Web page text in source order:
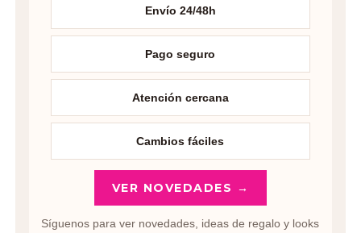
Envío 24/48h
Pago seguro
Atención cercana
Cambios fáciles
VER NOVEDADES →
Síguenos para ver novedades, ideas de regalo y looks